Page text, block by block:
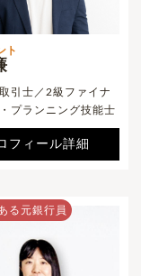
ト
引士／2級ファイナ
プランニング技能士
フィール詳細
る元銀行員